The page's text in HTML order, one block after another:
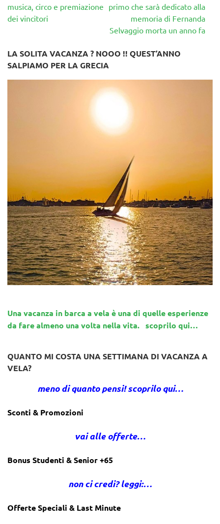
musica, circo e premiazione
dei vincitori
primo che sarà dedicato alla
memoria di Fernanda
Selvaggio morta un anno fa
LA SOLITA VACANZA ? NOOO !! QUEST’ANNO
SALPIAMO PER LA GRECIA
Una vacanza in barca a vela è una di quelle esperienze
da fare almeno una volta nella vita. scoprilo qui…
QUANTO MI COSTA UNA SETTIMANA DI VACANZA A
VELA?
meno di quanto pensi! scoprilo qui…
Sconti & Promozioni
vai alle offerte…
Bonus Studenti & Senior +65
non ci credi? leggi:…
Offerte Speciali & Last Minute